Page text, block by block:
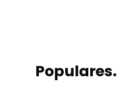
Populares.